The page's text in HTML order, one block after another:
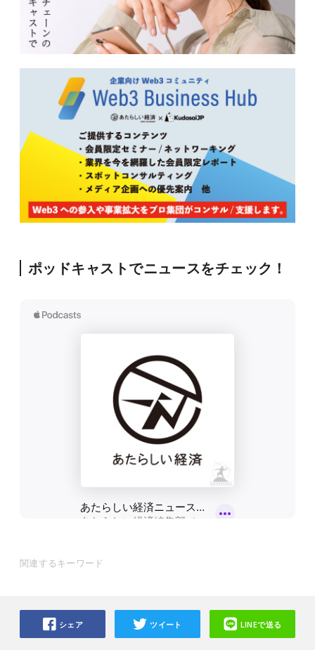
ポッドキャストでニュースをチェック！
関連するキーワード
シェア ツイート LINEで送る